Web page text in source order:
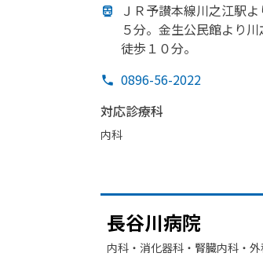
ＪＲ予讃本線川之江駅よ
５分。 金生公民館より川
徒歩１０分。
0896-56-2022
対応診療科
内科
長谷川病院
内科・​消化器科・​腎臓内科・